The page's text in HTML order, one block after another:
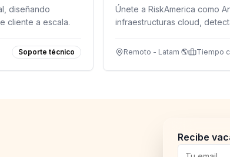
diseñando
cliente a escala.
Soporte técnico
Únete a RiskAmerica como
infraestructuras cloud,
Remoto - Latam 🌎 Tiempo
Recibe